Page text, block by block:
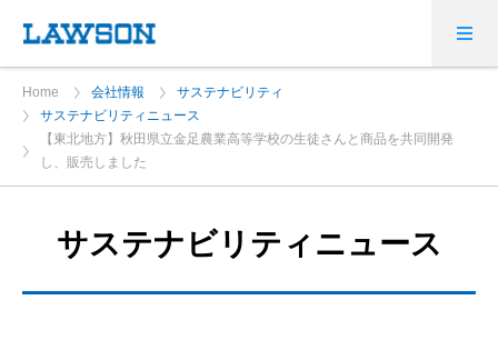
Home 会社情報
サステナビリティ
サステナビリティニュース
【東北地方】秋田県立金足農業高等学校の生徒さんと商品を共同開発
し、販売しました
サステナビリティニュース